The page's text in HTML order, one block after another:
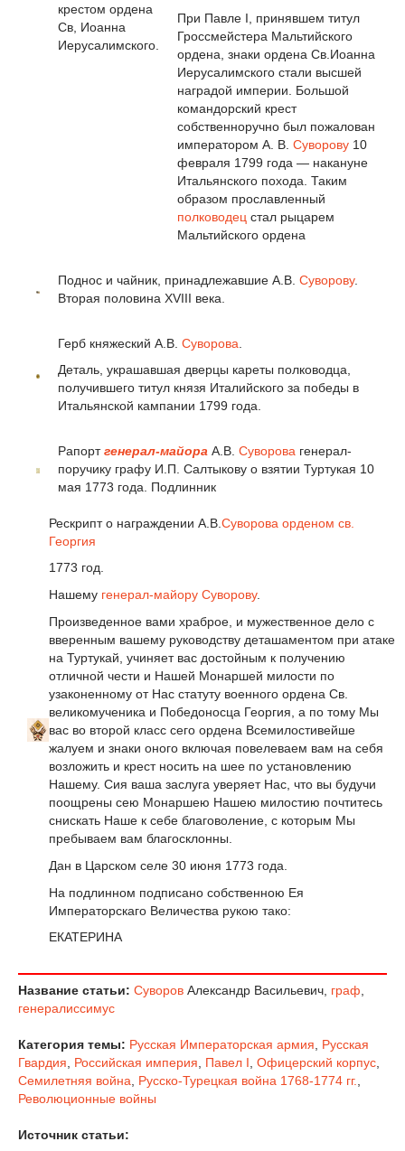
крестом ордена
Св, Иоанна
Иерусалимского.
При Павле I, принявшем титул
Гроссмейстера Мальтийского
ордена, знаки ордена Св.Иоанна
Иерусалимского стали высшей
наградой империи. Большой
командорский крест
собственноручно был пожалован
императором А. В. Суворову 10
февраля 1799 года — накануне
Итальянского похода. Таким
образом прославленный
полководец стал рыцарем
Мальтийского ордена
Поднос и чайник, принадлежавшие A.B. Суворову.
Вторая половина XVIII века.
Герб княжеский A.B. Суворова
Деталь, украшавшая дверцы кареты полководца,
получившего титул князя Италийского за победы в
Итальянской кампании 1799 года.
Рапортгенерал-майора A.B. Суворова генерал-
поручику графу И.П. Салтыкову о взятии Туртукая 10
мая 1773 года. Подлинник
Рескрипт о награждении А.В. Суворова орденом св.
Георгия
1773 год.
Нашему генерал-майору Суворову.
Произведенное вами храброе, и мужественное дело с
вверенным вашему руководству деташаментом при атаке
на Туртукай, учиняет вас достойным к получению
отличной чести и Нашей Монаршей милости по
узаконенному от Нас статуту военного ордена Св.
великомученика и Победоносца Георгия, а по тому Мы
вас во второй класс сего ордена Всемилостивейше
жалуем и знаки оного включая повелеваем вам на себя
возложить и крест носить на шее по установлению
Нашему. Cия ваша заслуга уверяет Нас, что вы будучи
поощрены сею Монаршею Нашею милостию почтитесь
снискать Наше к себе благоволение, с которым Мы
пребываем вам благосклонны.
Дан в Царском селе 30 июня 1773 года.
На подлинном подписано собственною Ея
Императорскаго Величества рукою тако:
ЕКАТЕРИНА
Название статьи: Суворов Александр Васильевич, граф
генералиссимус
Категория темы: Русская Императорская армия
Русская
Гвардия
Российская империя Павел I Офицерский корпус
Семилетняя война
Русско-Турецкая война 1768-1774 гг.
Революционные войны
Источник статьи: